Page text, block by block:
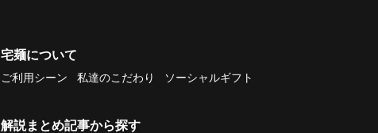
宅麺について
ご利用シーン 私達のこだわり ソーシャルギフト
解説まとめ記事から探す